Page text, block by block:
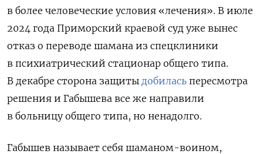
в более человеческие условия «лечения». В июле
2024 года Приморский краевой суд уже вынес
отказ о переводе шамана из спецклиники
в психиатрический стационар общего типа.
В декабре сторона защиты добилась пересмотра
решения и Габышева все же направили
в больницу общего типа, но ненадолго.
Габышев называет себя шаманом-воином,